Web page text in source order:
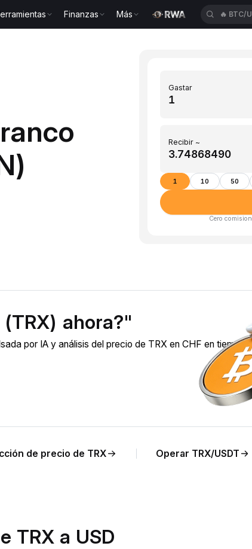
Finanzas Más 🔥 BTC/
Gastar
Recibir ~
1 10 50
Cero
ahora?"
por IA y análisis del precio de TRX en CHF en tiempo
de precio de TRX Operar TRX/USDT
TRX a USD